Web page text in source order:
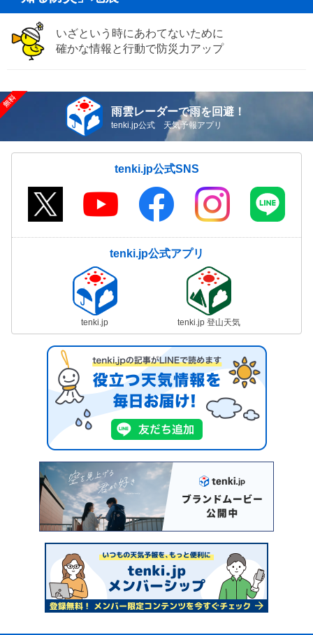
いざという時にあわてないために
確かな情報と行動で防災力アップ
雨雲レーダーで雨を回避！
tenki.jp公式 天気予報アプリ
tenki.jp公式SNS
tenki.jp公式アプリ
tenki.jp tenki.jp 登山天気